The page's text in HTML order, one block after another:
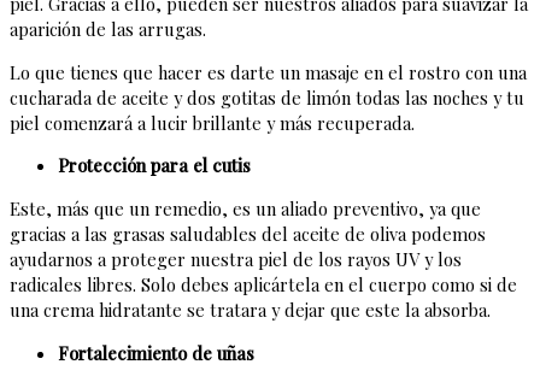
aparición de las arrugas.
Lo que tienes que hacer es darte un masaje en el rostro con una
cucharada de aceite y dos gotitas de limón todas las noches y tu
piel comenzará a lucir brillante y más recuperada.
Protección para el cutis
Este, más que un remedio, es un aliado preventivo, ya que
gracias a las grasas saludables del aceite de oliva podemos
ayudarnos a proteger nuestra piel de los rayos UV y los
radicales libres. Solo debes aplicártela en el cuerpo como si de
una crema hidratante se tratara y dejar que este la absorba.
Fortalecimiento de uñas